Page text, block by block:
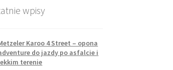
wpisy
Karoo 4 Street – opona
do jazdy po asfalcie i
terenie